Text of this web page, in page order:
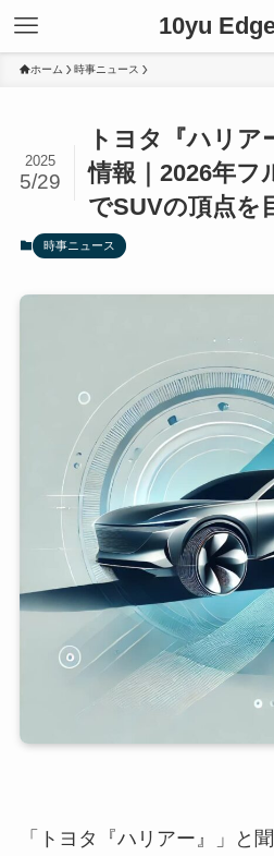
10yu
ホーム 時事ニュース
トヨタ『ハリア
情報｜2026年フ
でSUVの頂点を
2025
5/29
時事ニュース
「トヨタ『ハリアー』」と